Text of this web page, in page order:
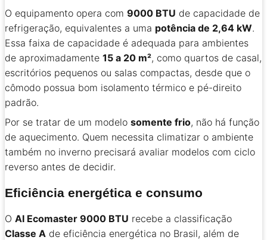
O equipamento opera com 9000 BTU de capacidade de
refrigeração, equivalentes a uma potência de 2,64 kW.
Essa faixa de capacidade é adequada para ambientes
de aproximadamente 15 a 20 m², como quartos de casal,
escritórios pequenos ou salas compactas, desde que o
cômodo possua bom isolamento térmico e pé-direito
padrão.
Por se tratar de um modelo somente frio, não há função
de aquecimento. Quem necessita climatizar o ambiente
também no inverno precisará avaliar modelos com ciclo
reverso antes de decidir.
Eficiência energética e consumo
O AI Ecomaster 9000 BTU recebe a classificação
Classe A de eficiência energética no Brasil, além de